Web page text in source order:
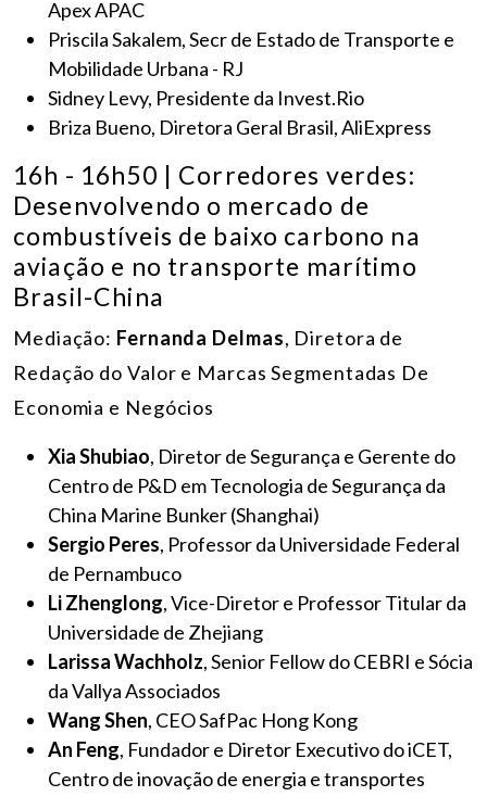
Apex APAC
Priscila Sakalem, Secr de Estado de Transporte e
Mobilidade Urbana - RJ
Sidney Levy, Presidente da Invest.Rio
Briza Bueno, Diretora Geral Brasil, AliExpress
16h - 16h50 | Corredores verdes:
Desenvolvendo o mercado de
combustíveis de baixo carbono na
aviação e no transporte marítimo
Brasil-China
Mediação: Fernanda Delmas, Diretora de
Redação do Valor e Marcas Segmentadas De
Economia e Negócios
Xia Shubiao, Diretor de Segurança e Gerente do
Centro de P&D em Tecnologia de Segurança da
China Marine Bunker (Shanghai)
Sergio Peres, Professor da Universidade Federal
de Pernambuco
Li Zhenglong, Vice-Diretor e Professor Titular da
Universidade de Zhejiang
Larissa Wachholz, Senior Fellow do CEBRI e Sócia
da Vallya Associados
Wang Shen, CEO SafPac Hong Kong
An Feng, Fundador e Diretor Executivo do iCET,
Centro de inovação de energia e transportes